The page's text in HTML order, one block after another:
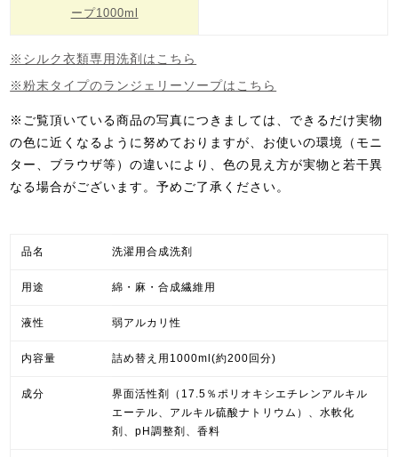
ープ1000ml
※シルク衣類専用洗剤はこちら
※粉末タイプのランジェリーソープはこちら
※ご覧頂いている商品の写真につきましては、できるだけ実物
の色に近くなるように努めておりますが、お使いの環境（モニ
ター、ブラウザ等）の違いにより、色の見え方が実物と若干異
なる場合がございます。予めご了承ください。
品名 洗濯用合成洗剤
用途 綿・麻・合成繊維用
液性 弱アルカリ性
内容量 詰め替え用1000ml(約200回分)
成分
界面活性剤（17.5％ポリオキシエチレンアルキル
エーテル、アルキル硫酸ナトリウム）、水軟化
剤、pH調整剤、香料